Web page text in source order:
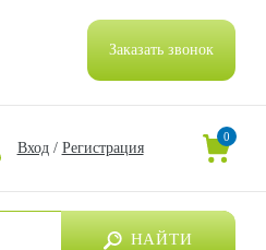
Заказать звонок
Вход / Регистрация
0
НАЙТИ